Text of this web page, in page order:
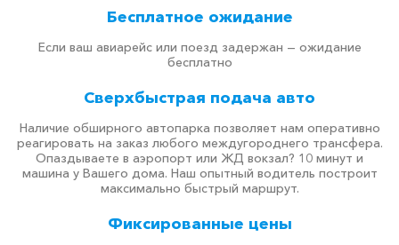
Бесплатное ожидание
Если ваш авиарейс или поезд задержан — ожидание
бесплатно
Сверхбыстрая подача авто
Наличие обширного автопарка позволяет нам оперативно
реагировать на заказ любого междугороднего трансфера.
Опаздываете в аэропорт или ЖД вокзал? 10 минут и
машина у Вашего дома. Наш опытный водитель построит
максимально быстрый маршрут.
Фиксированные цены